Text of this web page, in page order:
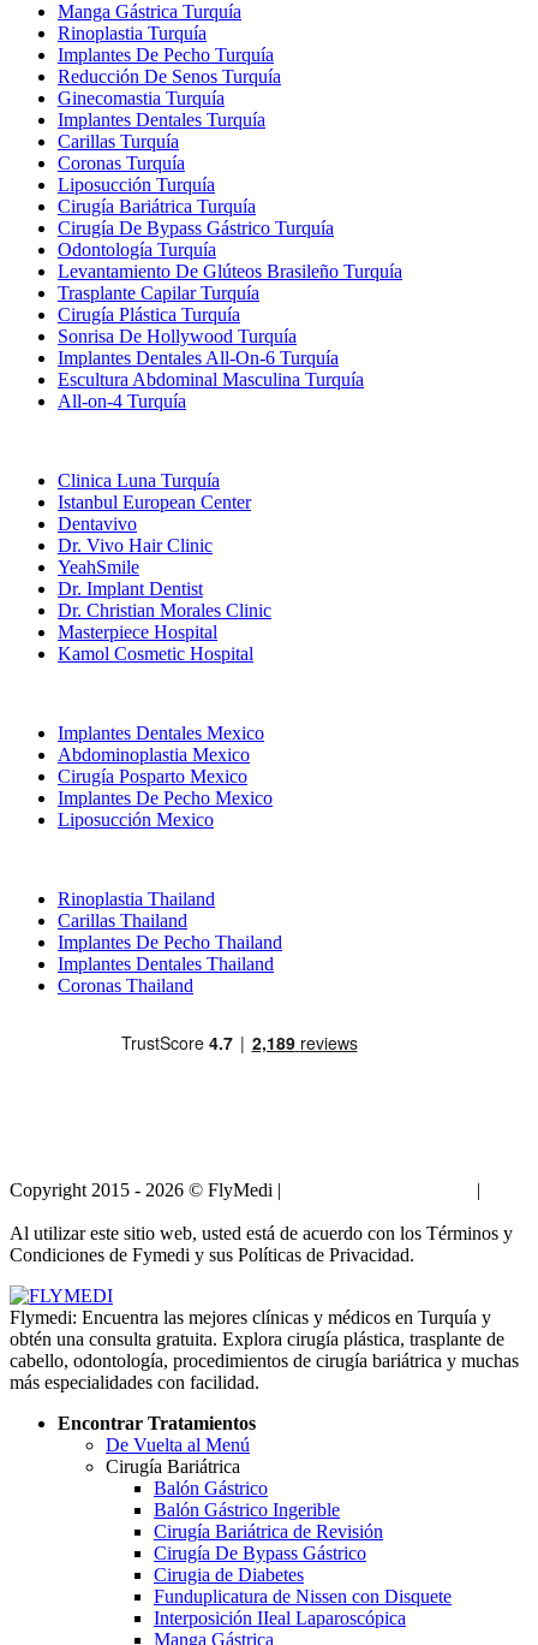
Manga Gástrica Turquía
Rinoplastia Turquía
Implantes De Pecho Turquía
Reducción De Senos Turquía
Ginecomastia Turquía
Implantes Dentales Turquía
Carillas Turquía
Coronas Turquía
Liposucción Turquía
Cirugía Bariátrica Turquía
Cirugía De Bypass Gástrico Turquía
Odontología Turquía
Levantamiento De Glúteos Brasileño Turquía
Trasplante Capilar Turquía
Cirugía Plástica Turquía
Sonrisa De Hollywood Turquía
Implantes Dentales All-On-6 Turquía
Escultura Abdominal Masculina Turquía
All-on-4 Turquía
Clinica Luna Turquía
Istanbul European Center
Dentavivo
Dr. Vivo Hair Clinic
YeahSmile
Dr. Implant Dentist
Dr. Christian Morales Clinic
Masterpiece Hospital
Kamol Cosmetic Hospital
Implantes Dentales Mexico
Abdominoplastia Mexico
Cirugía Posparto Mexico
Implantes De Pecho Mexico
Liposucción Mexico
Rinoplastia Thailand
Carillas Thailand
Implantes De Pecho Thailand
Implantes Dentales Thailand
Coronas Thailand
Copyright 2015 - 2026 © FlyMedi |
|
Al utilizar este sitio web, usted está de acuerdo con los Términos y
Condiciones de Fymedi y sus Políticas de Privacidad.
Flymedi: Encuentra las mejores clínicas y médicos en Turquía y
obtén una consulta gratuita. Explora cirugía plástica, trasplante de
cabello, odontología, procedimientos de cirugía bariátrica y muchas
más especialidades con facilidad.
Encontrar Tratamientos
De Vuelta al Menú
Cirugía Bariátrica
Balón Gástrico
Balón Gástrico Ingerible
Cirugía Bariátrica de Revisión
Cirugía De Bypass Gástrico
Cirugia de Diabetes
Funduplicatura de Nissen con Disquete
Interposición IIeal Laparoscópica
Manga Gástrica